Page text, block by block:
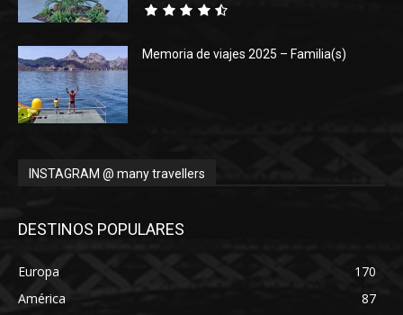
Memoria de viajes 2025 – Familia(s)
INSTAGRAM @ many travellers
DESTINOS POPULARES
Europa
170
América
87